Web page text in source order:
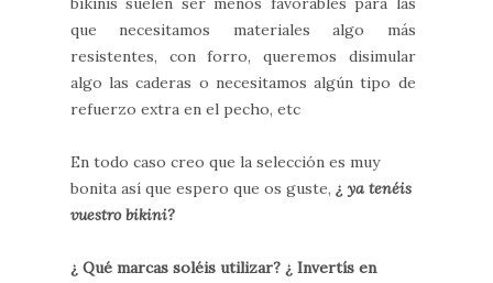
que necesitamos materiales algo más
resistentes, con forro, queremos disimular
algo las caderas o necesitamos algún tipo de
refuerzo extra en el pecho, etc
En todo caso creo que la selección es muy
bonita así que espero que os guste, ¿ ya tenéis
vuestro bikini?
¿ Qué marcas soléis utilizar? ¿ Invertís en